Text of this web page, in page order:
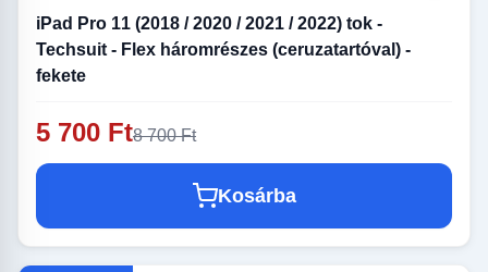
iPad Pro 11 (2018 / 2020 / 2021 / 2022) tok -
Techsuit - Flex háromrészes (ceruzatartóval) -
fekete
5 700 Ft8 700 Ft
Kosárba